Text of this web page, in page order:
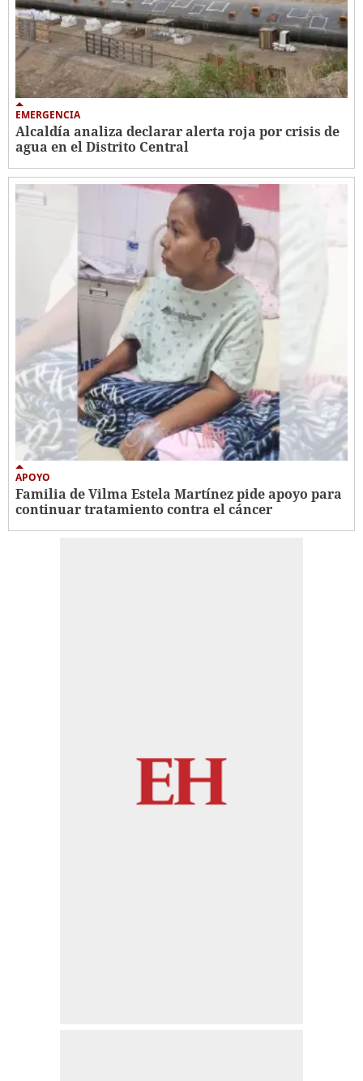
EMERGENCIA
Alcaldía analiza declarar alerta roja por crisis de
agua en el Distrito Central
APOYO
Familia de Vilma Estela Martínez pide apoyo para
continuar tratamiento contra el cáncer